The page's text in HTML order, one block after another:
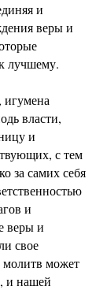
и
веры и
лучшему.
игумена
власти,
и
с тем
за самих себя
и
веры и
свое
молитв может
и нашей